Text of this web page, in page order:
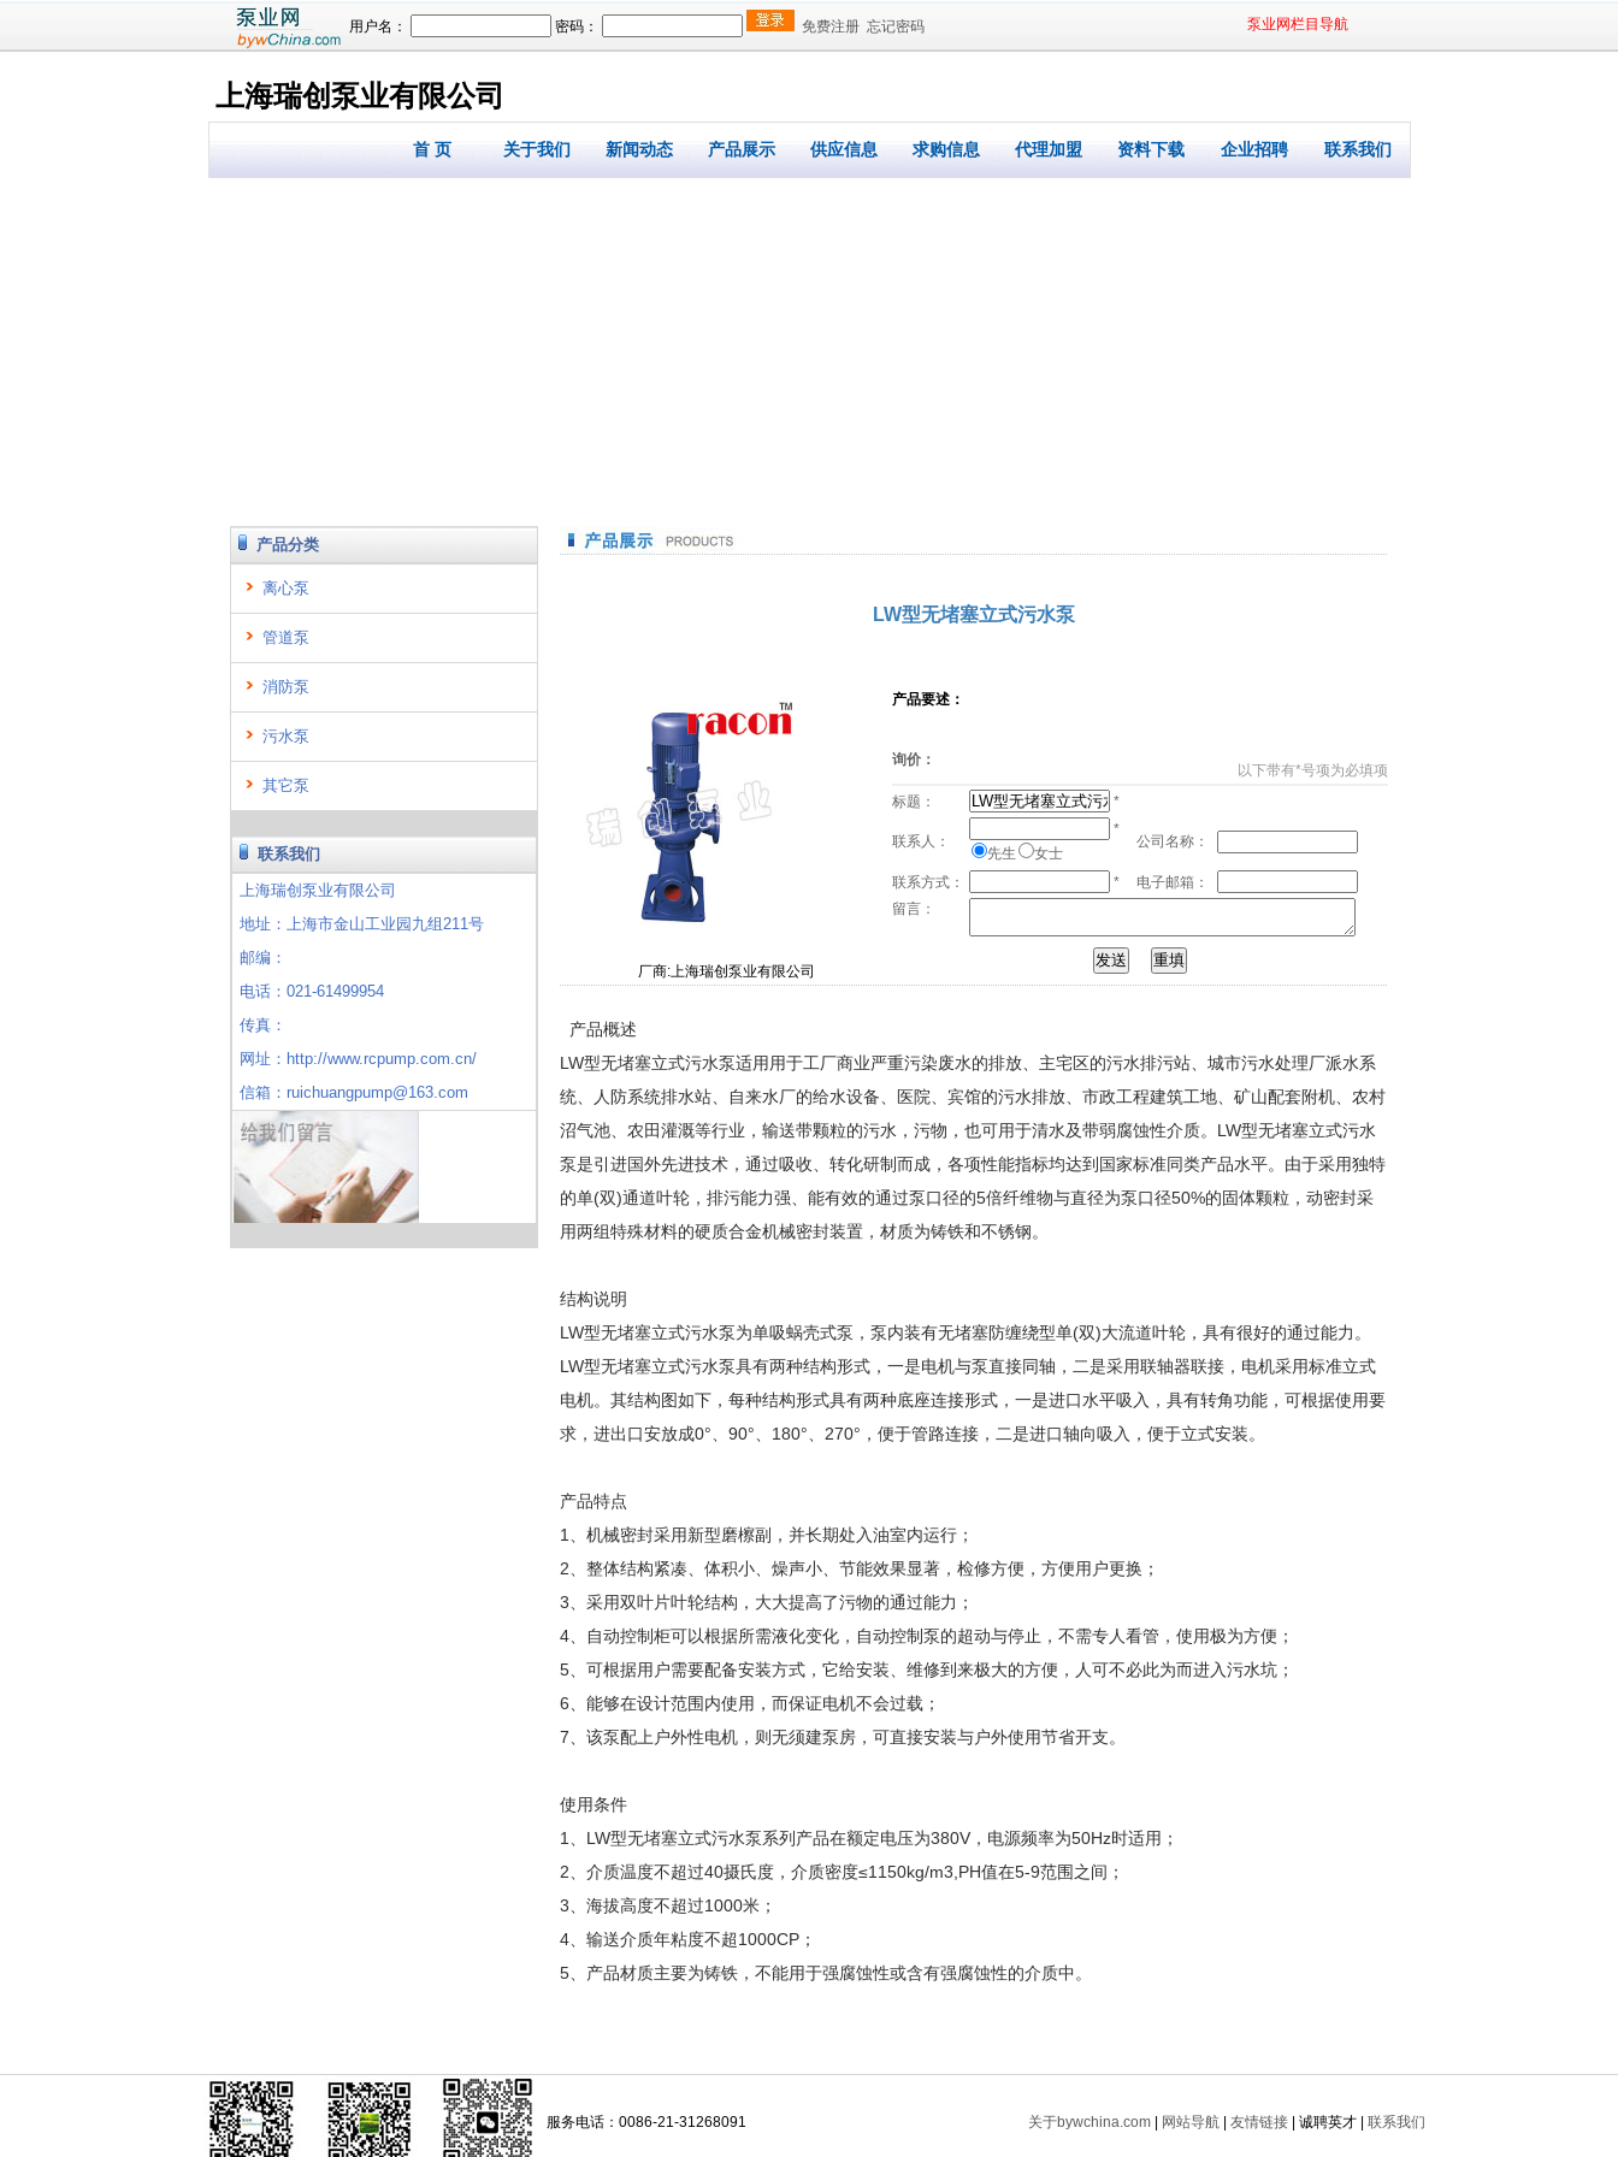
用户名： 密码： 免费注册 忘记密码 泵业网栏目导航
上海瑞创泵业有限公司
首 页 关于我们 新闻动态 产品展示 供应信息 求购信息 代理加盟 资料下载 企业招聘 联系我们
产品分类
离心泵
管道泵
消防泵
污水泵
其它泵
联系我们
上海瑞创泵业有限公司
地址：上海市金山工业园九组211号
邮编：
电话：021-61499954
传真：
网址：http://www.rcpump.com.cn/
信箱：ruichuangpump@163.com
LW型无堵塞立式污水泵
产品要述：
询价：
以下带有*号项为必填项
标题：
*
联系人：
*
先生
女士
公司名称：
联系方式： *
电子邮箱：
留言：
厂商:上海瑞创泵业有限公司
产品概述
LW型无堵塞立式污水泵适用用于工厂商业严重污染废水的排放、主宅区的污水排污站、城市污水处理厂派水系
统、人防系统排水站、自来水厂的给水设备、医院、宾馆的污水排放、市政工程建筑工地、矿山配套附机、农村
沼气池、农田灌溉等行业，输送带颗粒的污水，污物，也可用于清水及带弱腐蚀性介质。LW型无堵塞立式污水
泵是引进国外先进技术，通过吸收、转化研制而成，各项性能指标均达到国家标准同类产品水平。由于采用独特
的单(双)通道叶轮，排污能力强、能有效的通过泵口径的5倍纤维物与直径为泵口径50%的固体颗粒，动密封采
用两组特殊材料的硬质合金机械密封装置，材质为铸铁和不锈钢。
结构说明
LW型无堵塞立式污水泵为单吸蜗壳式泵，泵内装有无堵塞防缠绕型单(双)大流道叶轮，具有很好的通过能力。
LW型无堵塞立式污水泵具有两种结构形式，一是电机与泵直接同轴，二是采用联轴器联接，电机采用标准立式
电机。其结构图如下，每种结构形式具有两种底座连接形式，一是进口水平吸入，具有转角功能，可根据使用要
求，进出口安放成0°、90°、180°、270°，便于管路连接，二是进口轴向吸入，便于立式安装。
产品特点
1、机械密封采用新型磨檫副，并长期处入油室内运行；
2、整体结构紧凑、体积小、燥声小、节能效果显著，检修方便，方便用户更换；
3、采用双叶片叶轮结构，大大提高了污物的通过能力；
4、自动控制柜可以根据所需液化变化，自动控制泵的超动与停止，不需专人看管，使用极为方便；
5、可根据用户需要配备安装方式，它给安装、维修到来极大的方便，人可不必此为而进入污水坑；
6、能够在设计范围内使用，而保证电机不会过载；
7、该泵配上户外性电机，则无须建泵房，可直接安装与户外使用节省开支。
使用条件
1、LW型无堵塞立式污水泵系列产品在额定电压为380V，电源频率为50Hz时适用；
2、介质温度不超过40摄氏度，介质密度≤1150kg/m3,PH值在5-9范围之间；
3、海拔高度不超过1000米；
4、输送介质年粘度不超1000CP；
5、产品材质主要为铸铁，不能用于强腐蚀性或含有强腐蚀性的介质中。
服务电话：0086-21-31268091 关于bywchina.com 网站导航 友情链接 | 诚聘英才 | 联系我们